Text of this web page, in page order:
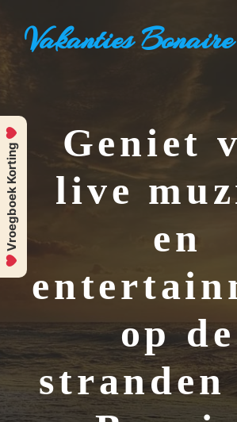
naarVakanties Bonaire
Geniet
live
en
op de
stranden
Vroegboek Korting